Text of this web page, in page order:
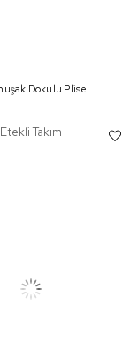
Antrasit-Yumuşak Dokulu Pliseli Şık Etekli Takım
Etekli Takım